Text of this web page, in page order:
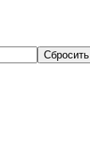
Сбросить